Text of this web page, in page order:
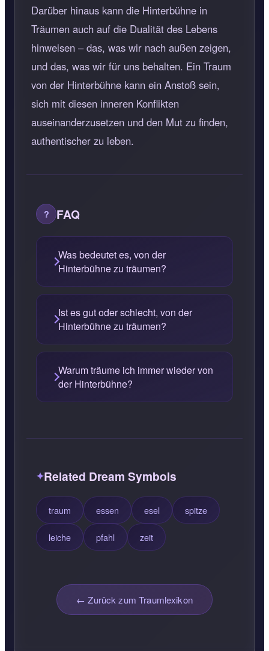
Darüber hinaus kann die Hinterbühne in
Träumen auch auf die Dualität des Lebens
hinweisen – das, was wir nach außen zeigen,
und das, was wir für uns behalten. Ein Traum
von der Hinterbühne kann ein Anstoß sein,
sich mit diesen inneren Konflikten
auseinanderzusetzen und den Mut zu finden,
authentischer zu leben.
FAQ
Was bedeutet es, von der
Hinterbühne zu träumen?
Ist es gut oder schlecht, von der
Hinterbühne zu träumen?
Warum träume ich immer wieder von
der Hinterbühne?
Related Dream Symbols
traum essen esel spitze
leiche pfahl zeit
← Zurück zum Traumlexikon